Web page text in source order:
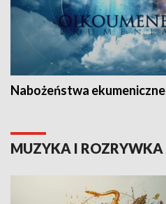
Nabożeństwa ekumeniczne
MUZYKA I ROZRYWKA